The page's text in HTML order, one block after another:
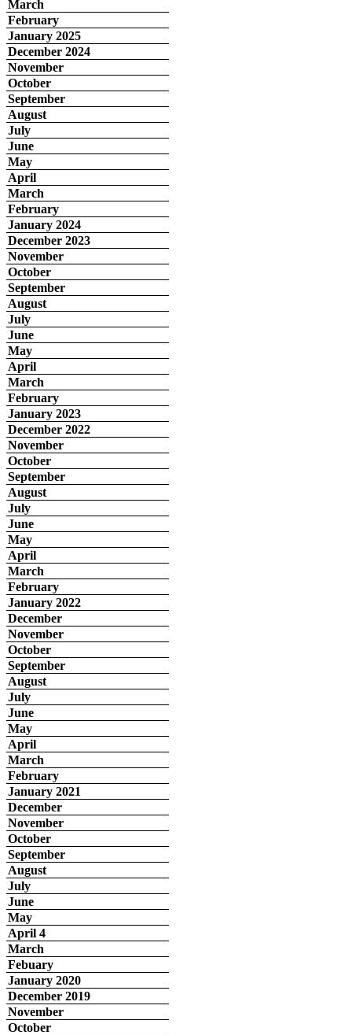
March
February
January 2025
December 2024
November
October
September
August
July
June
May
April
March
February
January 2024
December 2023
November
October
September
August
July
June
May
April
March
February
January 2023
December 2022
November
October
September
August
July
June
May
April
March
February
January 2022
December
November
October
September
August
July
June
May
April
March
February
January 2021
December
November
October
September
August
July
June
May
April 4
March
Febuary
January 2020
December 2019
November
October